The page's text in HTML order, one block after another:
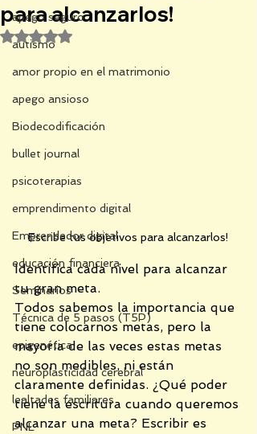
apego seguro
autismo
amor propio en el matrimonio
apego ansioso
Biodecodificación
bullet journal
psicoterapias
emprendimento digital
Emprendedor digital
educación financiera
Seminarios
Técnica de 5 pasos (T5P)
epigenética
neuroplasticidad cerebral
lealtades familiares
PNL
para alcanzarlos!
Obtuvo NaN de 5 estrellas.
Escribe tus objetivos para alcanzarlos!
Identifica cada nivel para alcanzar
tu gran meta.
Todos sabemos la importancia que
tiene colocarnos metas, pero la
mayoría de las veces estas metas
no son medibles, ni están
claramente definidas. ¿Qué poder
tiene la escritura cuando queremos
alcanzar una meta? Escribir es